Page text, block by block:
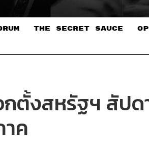
THE SECRET SAUCE​
กตั้งสหรัฐฯ สัปด
ค